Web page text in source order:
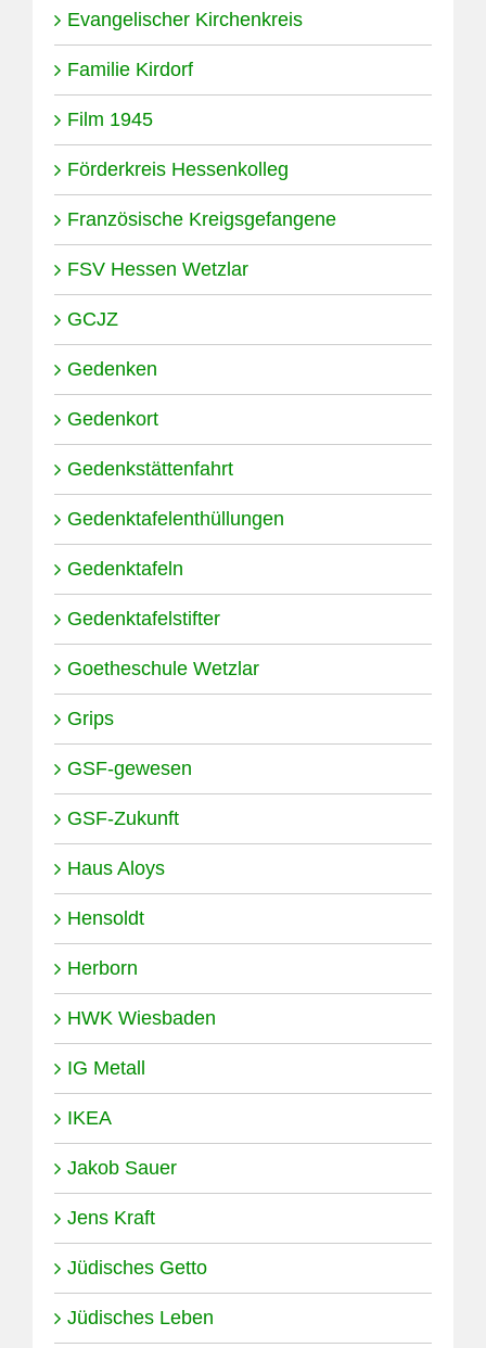
Evangelischer Kirchenkreis
Familie Kirdorf
Film 1945
Förderkreis Hessenkolleg
Französische Kreigsgefangene
FSV Hessen Wetzlar
GCJZ
Gedenken
Gedenkort
Gedenkstättenfahrt
Gedenktafelenthüllungen
Gedenktafeln
Gedenktafelstifter
Goetheschule Wetzlar
Grips
GSF-gewesen
GSF-Zukunft
Haus Aloys
Hensoldt
Herborn
HWK Wiesbaden
IG Metall
IKEA
Jakob Sauer
Jens Kraft
Jüdisches Getto
Jüdisches Leben